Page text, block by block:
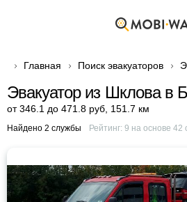
Главная Поиск эвакуаторов
Эвакуатор из Шклова в
от 346.1 до 471.8 руб 151.7 км
Найдено 2 службы Рейтинг: 9 на основе 42